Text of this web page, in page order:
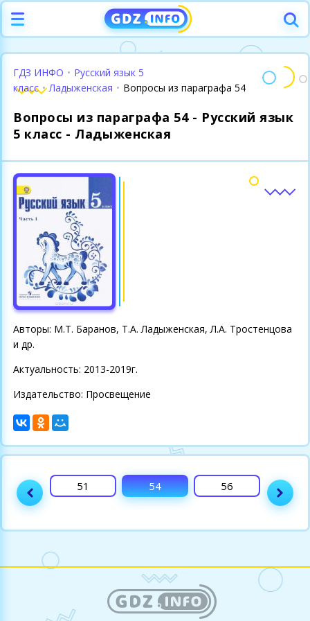
ГДЗ ИНФО • Русский язык 5
класс • Ладыженская • Вопросы из параграфа 54
Вопросы из параграфа 54 - Русский язык
5 класс - Ладыженская
Авторы: М.Т. Баранов, Т.А. Ладыженская, Л.А. Тростенцова
и др.
Актуальность: 2013-2019г.
Издательство: Просвещение
49 51 54 56 58